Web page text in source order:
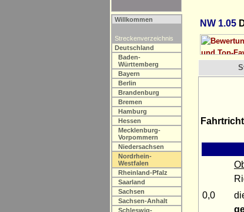
Willkommen
Streckenverzeichnis
Deutschland
Baden-
Württemberg
Bayern
Berlin
Brandenburg
Bremen
Hamburg
Hessen
Mecklenburg-
Vorpommern
Niedersachsen
Nordrhein-
Westfalen
Rheinland-Pfalz
Saarland
Sachsen
Sachsen-Anhalt
Schleswig-
NW 1.05
0,0